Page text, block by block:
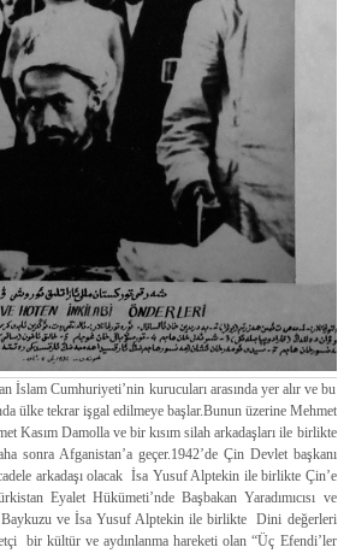
İslam Cumhuriyeti’nin kurucuları arasında yer alır ve bu
ülke tekrar işgal edilmeye başlar.Bunun üzerine Mehmet
Kasım Damolla ve bir kısım silah arkadaşları ile birlikte
sonra Afganistan’a geçer.1942’de Çin Devlet başkanı
arkadaşı olacak İsa Yusuf Alptekin ile birlikte Çin’e
Eyalet Hükümeti’nde Başbakan Yaradımıcısı ve
Baykuzu ve İsa Yusuf Alptekin ile birlikte Dini değerleri
bir kültür ve aydınlanma hareketi olan “Üç Efendi’ler